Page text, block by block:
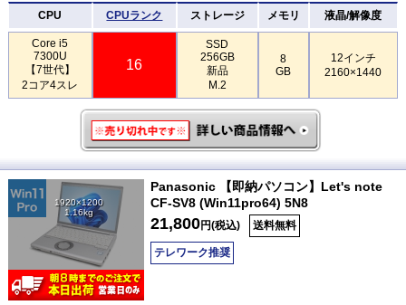
CPU CPUランク ストレージ メモリ 液晶/解像度
Core i5
7300U
【7世代】
2コア4スレ
16
SSD
256GB
新品
M.2
8
GB
12インチ
2160×1440
1920×1200
1.16kg
Panasonic 【即納パソコン】Let's note
CF-SV8 (Win11pro64) 5N8
21,800円(税込) 送料無料
テレワーク推奨